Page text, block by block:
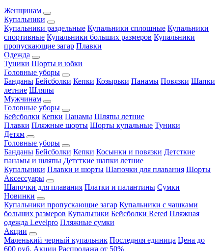
Женщинам
Купальники
Купальники раздельные Купальники сплошные Купальники
спортивные Купальники больших размеров Купальники
пропускающие загар Плавки
Одежда
Туники Шорты и юбки
Головные уборы
Банданы Бейсболки Кепки Козырьки Панамы Повязки Шапки
летние Шляпы
Мужчинам
Головные уборы
Бейсболки Кепки Панамы Шляпы летние
Плавки Пляжные шорты Шорты купальные Туники
Детям
Головные уборы
Банданы Бейсболки Кепки Косынки и повязки Детсткие
панамы и шляпы Детсткие шапки летние
Купальники Плавки и шорты Шапочки для плавания Шорты
Аксессуары
Шапочки для плавания Платки и палантины Сумки
Новинки
Купальники пропускающие загар Купальники с чашками
больших размеров Купальники Бейсболки Rered Пляжная
одежда Levelpro Пляжные сумки
Акции
Маленький черный купальник Последняя единица Цена до
600 руб. Акции Распродажа от 50%